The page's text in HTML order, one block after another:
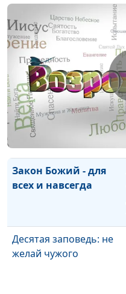
Церковь Божья в
книге Откровение
Божье прощение
Божий суд
А я и дом мой будем
служить Господу
Закон Божий - для
всех и навсегда
Десятая заповедь: не
желай чужого